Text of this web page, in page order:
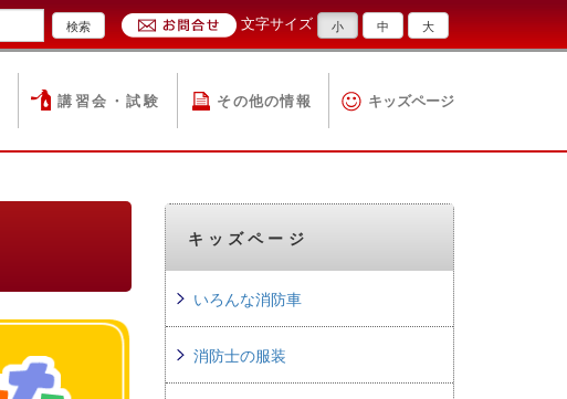
文字サイズ 小 中 大
検索
講習会・試験 その他の情報 キッズページ
キッズページ
いろんな消防車
消防士の服装